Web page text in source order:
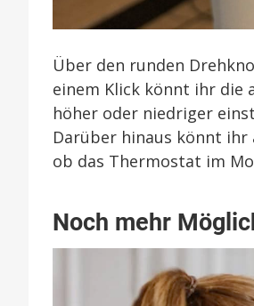
Über den runden
einem Klick könnt ihr die
höher oder niedriger
Darüber hinaus könnt ihr
ob das Thermostat im
Noch mehr